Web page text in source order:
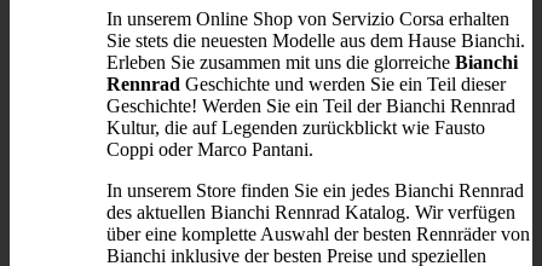
In unserem Online Shop von Servizio Corsa erhalten
Sie stets die neuesten Modelle aus dem Hause Bianchi.
Erleben Sie zusammen mit uns die glorreiche Bianchi
Rennrad Geschichte und werden Sie ein Teil dieser
Geschichte! Werden Sie ein Teil der Bianchi Rennrad
Kultur, die auf Legenden zurückblickt wie Fausto
Coppi oder Marco Pantani.
In unserem Store finden Sie ein jedes Bianchi Rennrad
des aktuellen Bianchi Rennrad Katalog. Wir verfügen
über eine komplette Auswahl der besten Rennräder von
Bianchi inklusive der besten Preise und speziellen